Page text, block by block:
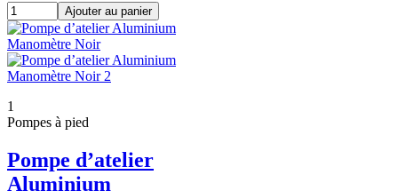
Ajouter au panier
1
Pompes à pied
Pompe d’atelier
Aluminium